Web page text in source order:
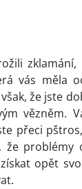
vás měla
že jste
vězněm.
přeci
problémy
opět